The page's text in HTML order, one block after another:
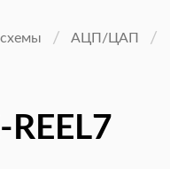
АЦП/ЦАП